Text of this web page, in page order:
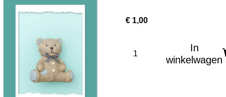
€ 1,00
In
winkelwagen